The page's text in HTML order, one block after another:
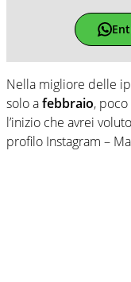
Nella migliore delle
solo afebbraio,
l’inizio che avrei
profilo Instagram –